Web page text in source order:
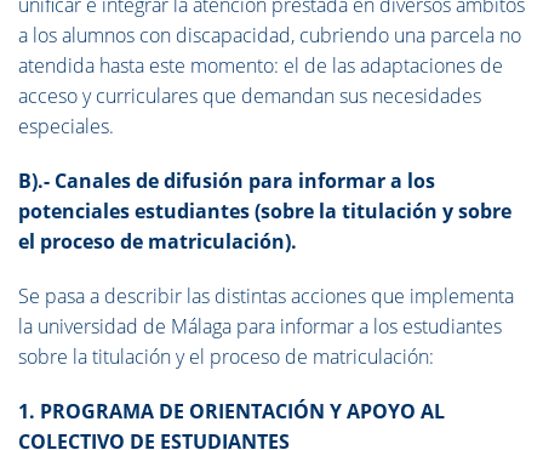
a los alumnos con discapacidad, cubriendo una parcela no
atendida hasta este momento: el de las adaptaciones de
acceso y curriculares que demandan sus necesidades
especiales.
B).- Canales de difusión para informar a los
potenciales estudiantes (sobre la titulación y sobre
el proceso de matriculación).
Se pasa a describir las distintas acciones que implementa
la universidad de Málaga para informar a los estudiantes
sobre la titulación y el proceso de matriculación:
1. PROGRAMA DE ORIENTACIÓN Y APOYO AL
COLECTIVO DE ESTUDIANTES